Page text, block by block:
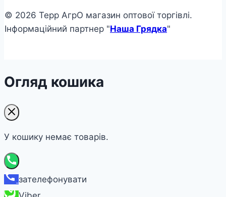
© 2026 Терр АгрО магазин оптової торгівлі.
Інформаційний партнер "Наша Грядка"
Огляд кошика
У кошику немає товарів.
зателефонувати